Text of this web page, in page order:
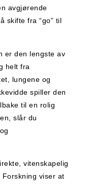
avgjørende
skifte fra “go” til
er den lengste av
helt fra
lungene og
spiller den
til en rolig
slår du
vitenskapelig
viser at